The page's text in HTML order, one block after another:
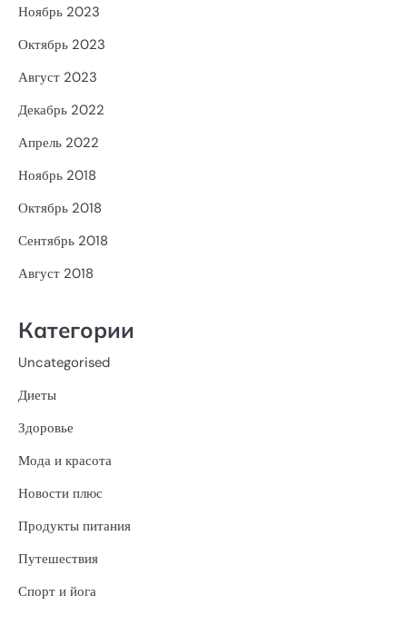
Ноябрь 2023
Октябрь 2023
Август 2023
Декабрь 2022
Апрель 2022
Ноябрь 2018
Октябрь 2018
Сентябрь 2018
Август 2018
Категории
Uncategorised
Диеты
Здоровье
Мода и красота
Новости плюс
Продукты питания
Путешествия
Спорт и йога